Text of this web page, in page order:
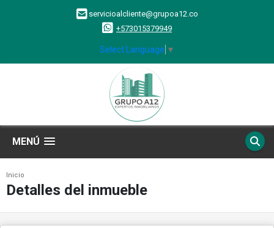
servicioalcliente@grupoa12.co
+573015379949
Select Language ▼
MENÚ
Inicio
Detalles del inmueble